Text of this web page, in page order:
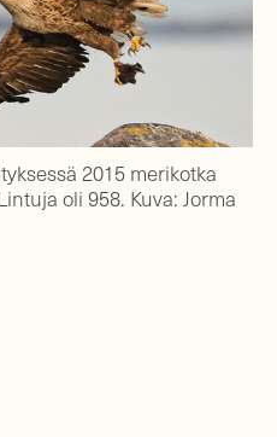
2015 merikotka
oli 958. Kuva: Jorma